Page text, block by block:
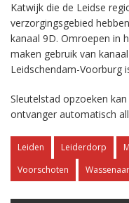
Katwijk die de Leidse
verzorgingsgebied
kanaal 9D. Omroepen in
maken gebruik van
Leidschendam-Voorburg
Sleutelstad opzoeken
ontvanger automatisch
Leiden Leiderdorp
Voorschoten
Wassenaar